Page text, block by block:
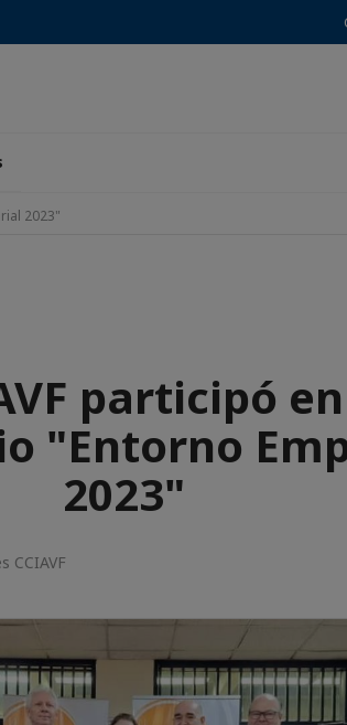
2023"
participó
"Entorno
2023"
CCIAVF